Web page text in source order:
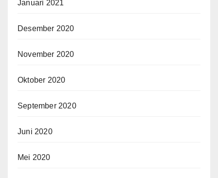
Januari 2021
Desember 2020
November 2020
Oktober 2020
September 2020
Juni 2020
Mei 2020